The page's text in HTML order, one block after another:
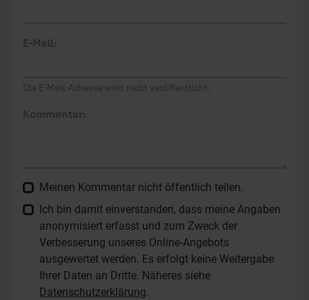
E-Mail:
Die E-Mail-Adresse wird nicht veröffentlicht.
Kommentar:
Meinen Kommentar nicht öffentlich teilen.
Ich bin damit einverstanden, dass meine Angaben
anonymisiert erfasst und zum Zweck der
Verbesserung unseres Online-Angebots
ausgewertet werden. Es erfolgt keine Weitergabe
Ihrer Daten an Dritte. Näheres siehe
Datenschutzerklärung.